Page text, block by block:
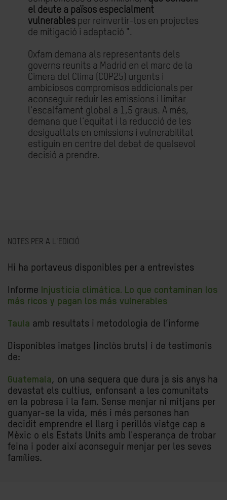
el deute a països especialment
vulnerables per reinvertir-los en projectes
de mitigació i adaptació ".
Oxfam demana als representants dels
governs reunits a Madrid en el marc de la
Cimera del Clima (COP25) urgents i
ambiciosos compromisos addicionals per
aconseguir reduir les emissions i limitar
l'escalfament global a 1,5 graus. A més,
demana que l'equitat i la reducció de les
desigualtats en emissions i vulnerabilitat
estiguin en centre del debat de qualsevol
decisió a prendre.
NOTES PER A L'EDICIÓ
Hi ha portaveus disponibles per a entrevistes
Informe Injusticia climática. Lo que contaminan los
más ricos y pagan los más vulnerables
Taula amb resultats i metodologia de l’informe
Disponibles imatges (inclòs bruts) i de testimonis
de:
Guatemala, on una sequera que dura ja sis anys ha
devastat els cultius, enfonsant a les comunitats
en la pobresa i la fam. Sense menjar ni mitjans per
guanyar-se la vida, més i més persones han
decidit emprendre el llarg i perillós viatge cap a
Mèxic o els Estats Units amb l'esperança de trobar
feina i poder així aconseguir menjar per les seves
famílies.